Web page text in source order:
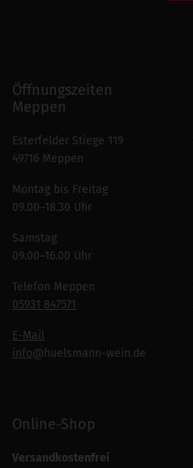
Öffnungszeiten
Meppen
Esterfelder Stiege 119
49716 Meppen
Montag bis Freitag
09.00–18.30 Uhr
Samstag
09.00–16.00 Uhr
Telefon Meppen
05931 847571
E-Mail
info@huelsmann-wein.de
Online-Shop
Versandkostenfrei